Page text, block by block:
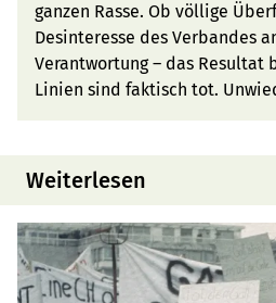
ganzen Rasse. Ob völlige
Desinteresse des Verbandes
Verantwortung – das Resultat
Linien sind faktisch tot.
Weiterlesen